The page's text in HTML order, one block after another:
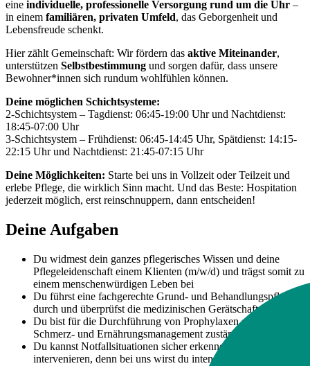
eine individuelle, professionelle Versorgung rund um die Uhr –
in einem familiären, privaten Umfeld, das Geborgenheit und
Lebensfreude schenkt.
Hier zählt Gemeinschaft: Wir fördern das aktive Miteinander,
unterstützen Selbstbestimmung und sorgen dafür, dass unsere
Bewohner*innen sich rundum wohlfühlen können.
Deine möglichen Schichtsysteme:
2-Schichtsystem – Tagdienst: 06:45-19:00 Uhr und Nachtdienst:
18:45-07:00 Uhr
3-Schichtsystem – Frühdienst: 06:45-14:45 Uhr, Spätdienst: 14:15-
22:15 Uhr und Nachtdienst: 21:45-07:15 Uhr
Deine Möglichkeiten: Starte bei uns in Vollzeit oder Teilzeit und
erlebe Pflege, die wirklich Sinn macht. Und das Beste: Hospitation
jederzeit möglich, erst reinschnuppern, dann entscheiden!
Deine Aufgaben
Du widmest dein ganzes pflegerisches Wissen und deine
Pflegeleidenschaft einem Klienten (m/w/d) und trägst somit zu
einem menschenwürdigen Leben bei
Du führst eine fachgerechte Grund- und Behandlungspflege
durch und überprüfst die medizinischen Gerätschaften
Du bist für die Durchführung von Prophylaxen sowie
Schmerz- und Ernährungsmanagement zuständig
Du kannst Notfallsituationen sicher erkennen und adäquat
intervenieren, denn bei uns wirst du intensiv eingearbeitet